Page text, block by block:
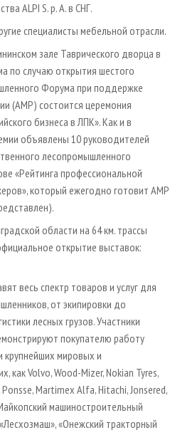
ALPI S. p. A. в СНГ.
специалисты мебельной отрасли.
зале Таврического дворца в
по случаю открытия шестого
Форума при поддержке
(АМР) состоится церемония
бизнеса в ЛПК». Как и в
объявлены 10 руководителей
лесопромышленного
«Рейтинга профессиональной
который ежегодно готовит АМР
области на 64 км. трассы
открытие выставок:
весь спектр товаров и услуг для
от экипировки до
лесных грузов. Участники
покупателю работу
крупнейших мировых и
как Volvo, Wood-Mizer, Nokian Tyres,
Martimex Alfa, Hitachi, Jonsered,
машиностроительный
«Онежский тракторный